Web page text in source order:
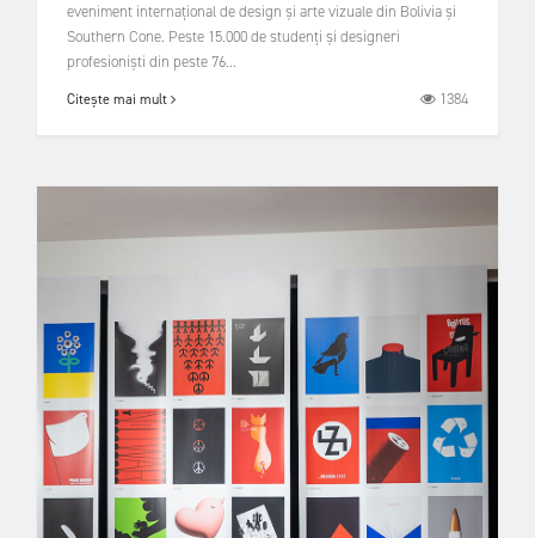
eveniment internațional de design și arte vizuale din Bolivia și
Southern Cone. Peste 15.000 de studenți și designeri
profesioniști din peste 76...
Citește mai mult 1384